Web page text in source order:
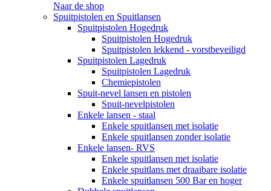
Naar de shop
Spuitpistolen en Spuitlansen
Spuitpistolen Hogedruk
Spuitpistolen Hogedruk
Spuitpistolen lekkend - vorstbeveiligd
Spuitpistolen Lagedruk
Spuitpistolen Lagedruk
Chemiepistolen
Spuit-nevel lansen en pistolen
Spuit-nevelpistolen
Enkele lansen - staal
Enkele spuitlansen met isolatie
Enkele spuitlansen zonder isolatie
Enkele lansen- RVS
Enkele spuitlansen met isolatie
Enkele spuitlans met draaibare isolatie
Enkele spuitlansen 500 Bar en hoger